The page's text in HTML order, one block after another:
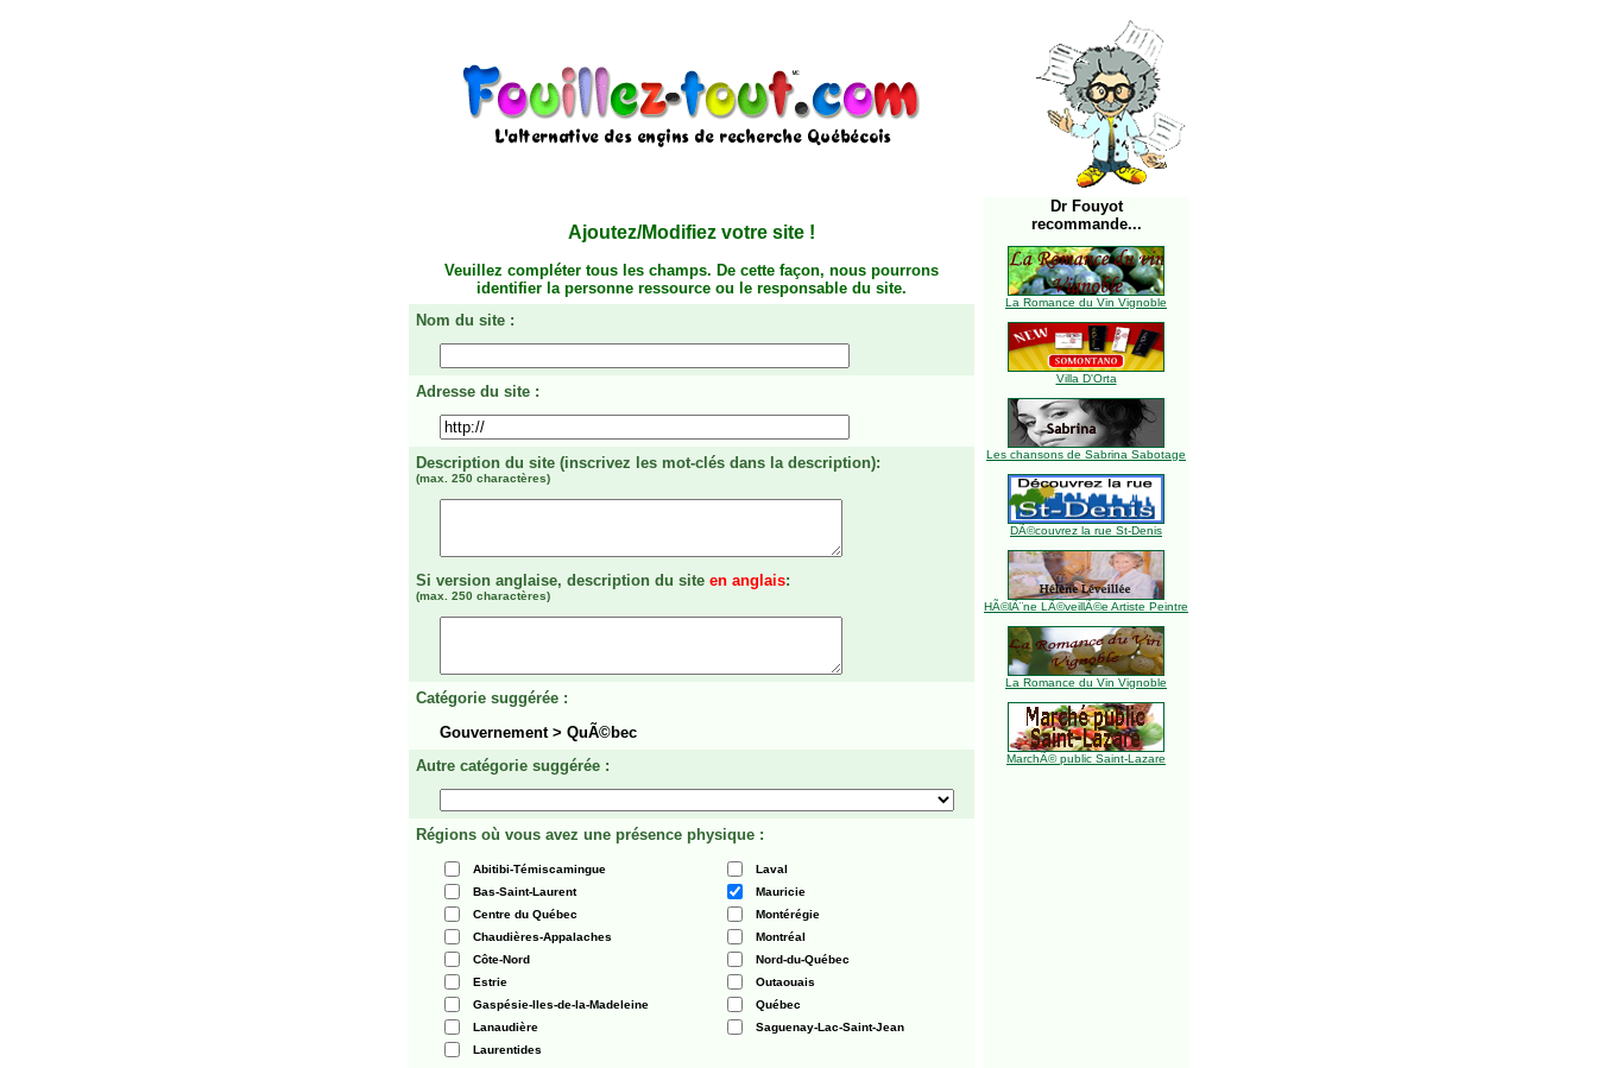
Ajoutez/Modifiez votre site !
Veuillez compléter tous les champs. De cette façon, nous pourrons
identifier la personne ressource ou le responsable du site.
Nom du site :
Adresse du site :
Description du site (inscrivez les mot-clés dans la description):
(max. 250 charactères)
Si version anglaise, description du site en anglais:
(max. 250 charactères)
Catégorie suggérée :
Gouvernement > QuÃ©bec
Autre catégorie suggérée :
Régions où vous avez une présence physique :
Abitibi-Témiscamingue
Laval
Bas-Saint-Laurent
Mauricie
Centre du Québec
Montérégie
Chaudières-Appalaches
Montréal
Côte-Nord
Nord-du-Québec
Estrie
Outaouais
Gaspésie-Iles-de-la-Madeleine
Québec
Lanaudière
Saguenay-Lac-Saint-Jean
Laurentides
Dr Fouyot
recommande...
La Romance du Vin Vignoble
Villa D'Orta
Les chansons de Sabrina Sabotage
DÃ©couvrez la rue St-Denis
HÃ©lÃ¨ne LÃ©veillÃ©e Artiste Peintre
La Romance du Vin Vignoble
MarchÃ© public Saint-Lazare